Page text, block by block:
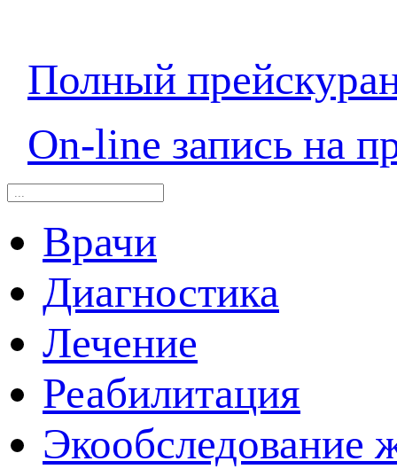
Полный
On-line запись на
Врачи
Диагностика
Лечение
Реабилитация
Экообследование